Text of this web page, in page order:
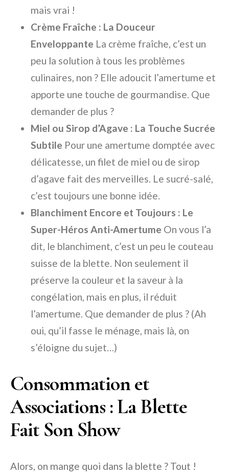
mais vrai !
Crème Fraîche : La Douceur
Enveloppante La crème fraîche, c’est un
peu la solution à tous les problèmes
culinaires, non ? Elle adoucit l’amertume et
apporte une touche de gourmandise. Que
demander de plus ?
Miel ou Sirop d’Agave : La Touche Sucrée
Subtile Pour une amertume domptée avec
délicatesse, un filet de miel ou de sirop
d’agave fait des merveilles. Le sucré-salé,
c’est toujours une bonne idée.
Blanchiment Encore et Toujours : Le
Super-Héros Anti-Amertume On vous l’a
dit, le blanchiment, c’est un peu le couteau
suisse de la blette. Non seulement il
préserve la couleur et la saveur à la
congélation, mais en plus, il réduit
l’amertume. Que demander de plus ? (Ah
oui, qu’il fasse le ménage, mais là, on
s’éloigne du sujet…)
Consommation et
Associations : La Blette
Fait Son Show
Alors, on mange quoi dans la blette ? Tout !